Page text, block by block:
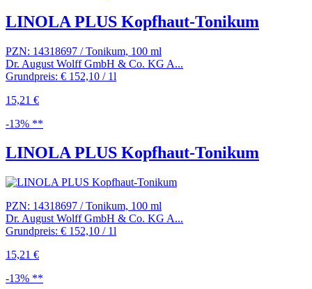
LINOLA PLUS Kopfhaut-Tonikum
PZN: 14318697 / Tonikum, 100 ml
Dr. August Wolff GmbH & Co. KG A...
Grundpreis: € 152,10 / 1l
15,21 €
-13% **
LINOLA PLUS Kopfhaut-Tonikum
PZN: 14318697 / Tonikum, 100 ml
Dr. August Wolff GmbH & Co. KG A...
Grundpreis: € 152,10 / 1l
15,21 €
-13% **